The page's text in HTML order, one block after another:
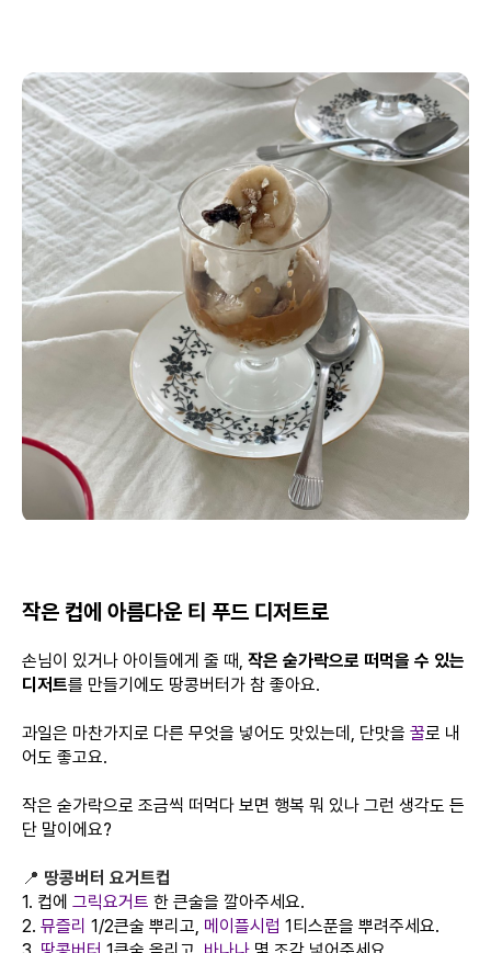
작은 컵에 아름다운 티 푸드 디저트로
손님이 있거나 아이들에게 줄 때, 작은 숟가락으로 떠먹을 수 있는
디저트를 만들기에도 땅콩버터가 참 좋아요.
과일은 마찬가지로 다른 무엇을 넣어도 맛있는데, 단맛을 꿀로 내
어도 좋고요.
작은 숟가락으로 조금씩 떠먹다 보면 행복 뭐 있나 그런 생각도 든
단 말이에요?
📍 땅콩버터 요거트컵
1. 컵에 그릭요거트 한 큰술을 깔아주세요.
2. 뮤즐리 1/2큰술 뿌리고, 메이플시럽 1티스푼을 뿌려주세요.